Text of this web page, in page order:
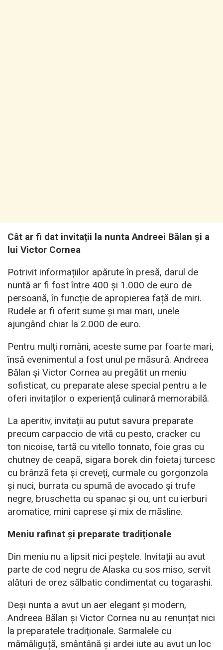
Cât ar fi dat invitații la nunta Andreei Bălan și a
lui Victor Cornea
Potrivit informațiilor apărute în presă, darul de
nuntă ar fi fost între 400 și 1.000 de euro de
persoană, în funcție de apropierea față de miri.
Rudele ar fi oferit sume și mai mari, unele
ajungând chiar la 2.000 de euro.
Pentru mulți români, aceste sume par foarte mari,
însă evenimentul a fost unul pe măsură. Andreea
Bălan și Victor Cornea au pregătit un meniu
sofisticat, cu preparate alese special pentru a le
oferi invitaților o experiență culinară memorabilă.
La aperitiv, invitații au putut savura preparate
precum carpaccio de vită cu pesto, cracker cu
ton nicoise, tartă cu vitello tonnato, foie gras cu
chutney de ceapă, sigara borek din foietaj turcesc
cu brânză feta și creveți, curmale cu gorgonzola
și nuci, burrata cu spumă de avocado și trufe
negre, bruschetta cu spanac și ou, unt cu ierburi
aromatice, mini caprese și mix de măsline.
Meniu rafinat și preparate tradiționale
Din meniu nu a lipsit nici peștele. Invitații au avut
parte de cod negru de Alaska cu sos miso, servit
alături de orez sălbatic condimentat cu togarashi.
Deși nunta a avut un aer elegant și modern,
Andreea Bălan și Victor Cornea nu au renunțat nici
la preparatele tradiționale. Sarmalele cu
mămăliguță, smântână și ardei iute au avut un loc